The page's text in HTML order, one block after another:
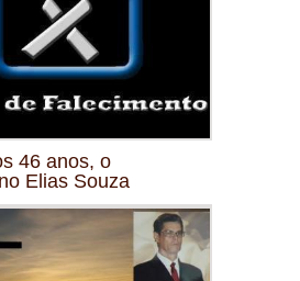
46 anos, o
Elias Souza